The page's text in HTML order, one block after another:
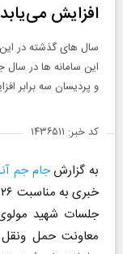
افزایش می‌یابد
سال های گذشته در
این سامانه ها در سال
و پردیسان سه برابر
کد خبر: ۱۴۳۶۵۱۱
به گزارشجام جم
جلسات شهید
معاونت حمل